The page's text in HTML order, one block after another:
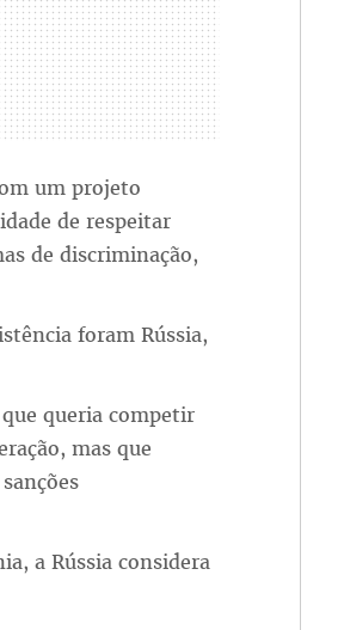
um projeto
de respeitar
de discriminação,
foram Rússia,
queria competir
mas que
a Rússia considera